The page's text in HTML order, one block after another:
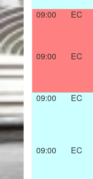
09:00 EC
09:00 EC
09:00 EC
09:00 EC